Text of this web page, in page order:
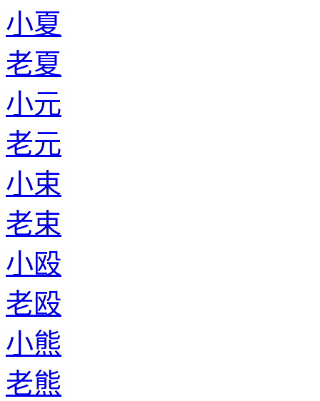
小夏
老夏
小元
老元
小束
老束
小殴
老殴
小熊
老熊